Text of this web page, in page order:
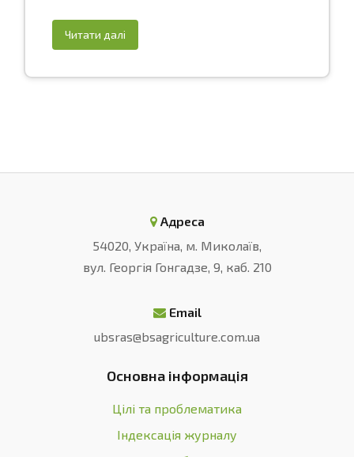
Читати далі
Адреса
54020, Україна, м. Миколаїв,
вул. Георгія Гонгадзе, 9, каб. 210
Email
ubsras@bsagriculture.com.ua
Основна інформація
Цілі та проблематика
Індексація журналу